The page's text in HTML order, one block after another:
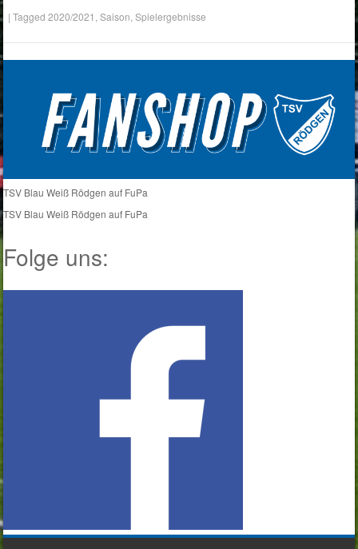
|Tagged2020/2021 ,Saison ,Spielergebnisse
TSV Blau Weiß Rödgen auf FuPa
TSV Blau Weiß Rödgen auf FuPa
Folge uns: